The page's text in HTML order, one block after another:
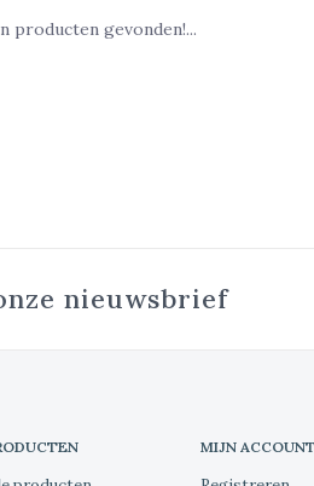
producten gevonden!...
nieuwsbrief
MIJN